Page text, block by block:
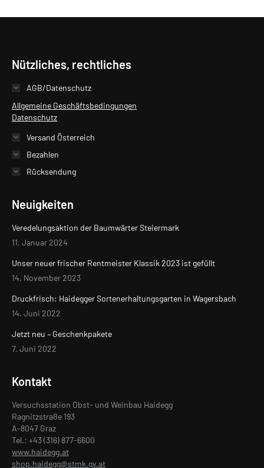
Nützliches, rechtliches
AGB/Datenschutz
Allgemeine Geschäftsbedingungen
Datenschutz
Versand Österreich
Bezahlen
Rücksendung
Neuigkeiten
Veredelungsaktion der Baumwärter Steiermark
11. Januar 2024
Unser neuer frischer Rentmeister Klassik 2023 ist gefüllt
14. November 2023
Druckfrisch: Haidegger Sortenerhaltungsgarten in Wagersbach
14. Juni 2022
Jetzt neu – Geschenkpakete
7. Juni 2022
Kontakt
Versuchsstation Obst- und Weinbau Haidegg
Ragnitzstraße 193
A-8047 Graz
Tel.: +43 (316) 877-6600
www.haidegg.at
shop.haidegg@stmk.gv.at